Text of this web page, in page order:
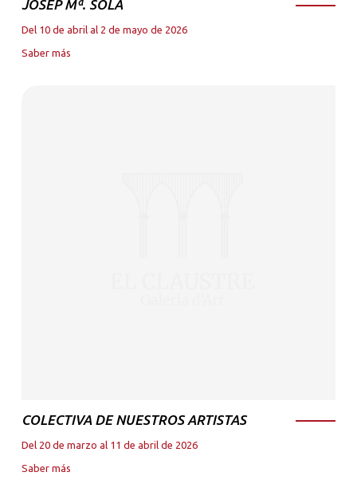
JOSEP Mª. SOLA
Del 10 de abril al 2 de mayo de 2026
Saber más
COLECTIVA DE NUESTROS ARTISTAS
Del 20 de marzo al 11 de abril de 2026
Saber más